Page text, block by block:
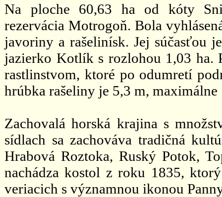
Na ploche 60,63 ha od kóty
rezervácia Motrogoň. Bola
javoriny a rašelinísk. Jej súčasťou
jazierko Kotlík s rozlohou 1,03 ha.
rastlinstvom, ktoré po odumretí
hrúbka rašeliny je 5,3 m,
Zachovalá horská krajina s
sídlach sa zachováva tradičná
Hrabová Roztoka, Ruský Potok,
nachádza kostol z roku 1835,
veriacich s významnou ikonou